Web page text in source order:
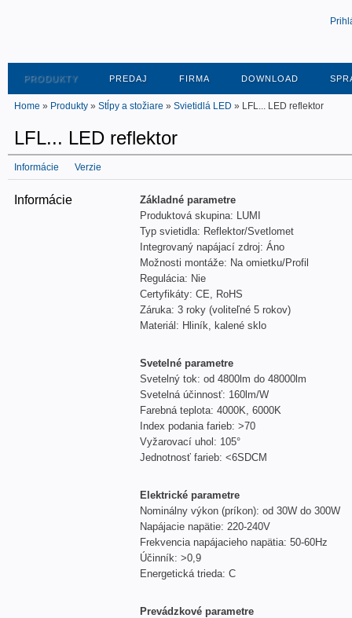
PRODUKTY PREDAJ FIRMA DOWNLOAD
Home » Produkty » Stĺpy a stožiare » Svietidlá LED » LFL... LED reflektor
LFL... LED reflektor
Informácie Verzie
Informácie
Základné parametre
Produktová skupina: LUMI
Typ svietidla: Reflektor/Svetlomet
Integrovaný napájací zdroj: Áno
Možnosti montáže: Na omietku/Profil
Regulácia: Nie
Certyfikáty: CE, RoHS
Záruka: 3 roky (voliteľné 5 rokov)
Materiál: Hliník, kalené sklo
Svetelné parametre
Svetelný tok: od 4800lm do 48000lm
Svetelná účinnosť: 160lm/W
Farebná teplota: 4000K, 6000K
Index podania farieb: >70
Vyžarovací uhol: 105°
Jednotnosť farieb: <6SDCM
Elektrické parametre
Nominálny výkon (príkon): od 30W do 300W
Napájacie napätie: 220-240V
Frekvencia napájacieho napätia: 50-60Hz
Účinník: >0,9
Energetická trieda: C
Prevádzkové parametre